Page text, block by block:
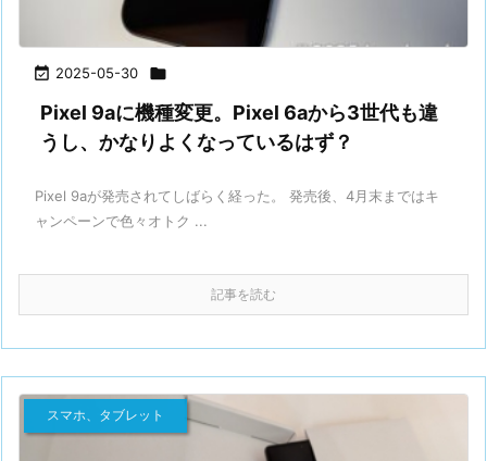
 2025-05-30 
Pixel 9aに機種変更。Pixel 6aから3世代も違
うし、かなりよくなっているはず？
Pixel 9aが発売されてしばらく経った。 発売後、4月末まではキ
ャンペーンで色々オトク ...
記事を読む
スマホ、タブレット